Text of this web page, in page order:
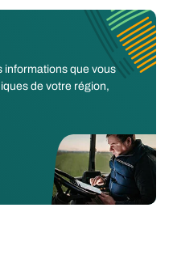
informations que vous
de votre région,